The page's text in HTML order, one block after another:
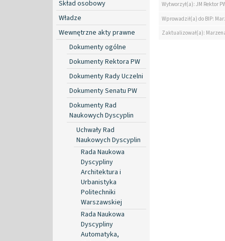
Skład osobowy
Władze
Wewnętrzne akty prawne
Dokumenty ogólne
Dokumenty Rektora PW
Dokumenty Rady Uczelni
Dokumenty Senatu PW
Dokumenty Rad
Naukowych Dyscyplin
Uchwały Rad
Naukowych Dyscyplin
Rada Naukowa
Dyscypliny
Architektura i
Urbanistyka
Politechniki
Warszawskiej
Rada Naukowa
Dyscypliny
Automatyka,
Wytworzył(a): JM Rektor
Wprowadził(a) do BIP:
Zaktualizował(a):